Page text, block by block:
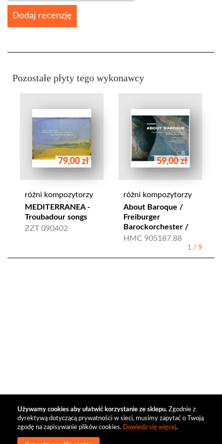
Używamy cookies aby ułatwić korzystanie ze sklepu. Zgodnie z
dyrektywą dotyczącą prywatności w sieci, musimy zapytać o Twoją
zgodę na zapisywanie plików cookies. Dowiedz się więcej.
Dodaj recenzję
Pozostałe płyty tego wykonawcy
79,00 zł
różni kompozytorzy
MEDITERRANEA -
Troubadour songs
ZZT 090402
59,00 zł
różni kompozytorzy
About Baroque /
Freiburger
Barockorchester /
HMC 905187.88
1 / 9